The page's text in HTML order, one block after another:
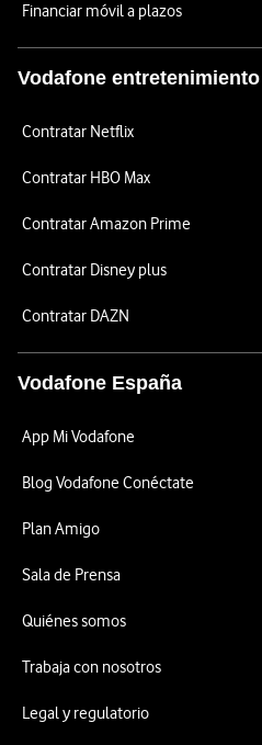
Financiar móvil a plazos
Vodafone entretenimiento
Contratar Netflix
Contratar HBO Max
Contratar Amazon Prime
Contratar Disney plus
Contratar DAZN
Vodafone España
App Mi Vodafone
Blog Vodafone Conéctate
Plan Amigo
Sala de Prensa
Quiénes somos
Trabaja con nosotros
Legal y regulatorio